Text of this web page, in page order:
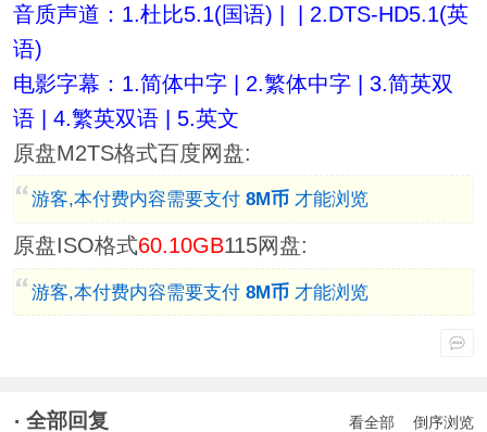
音质声道：1.杜比5.1(国语) | | 2.DTS-HD5.1(英
语)
电影字幕：1.简体中字 | 2.繁体中字 | 3.简英双
语 | 4.繁英双语 | 5.英文
原盘M2TS格式百度网盘:
游客,本付费内容需要支付 8M币才能浏览
原盘ISO格式60.10GB115网盘:
游客,本付费内容需要支付 8M币才能浏览
全部回复 看全部 倒序浏览